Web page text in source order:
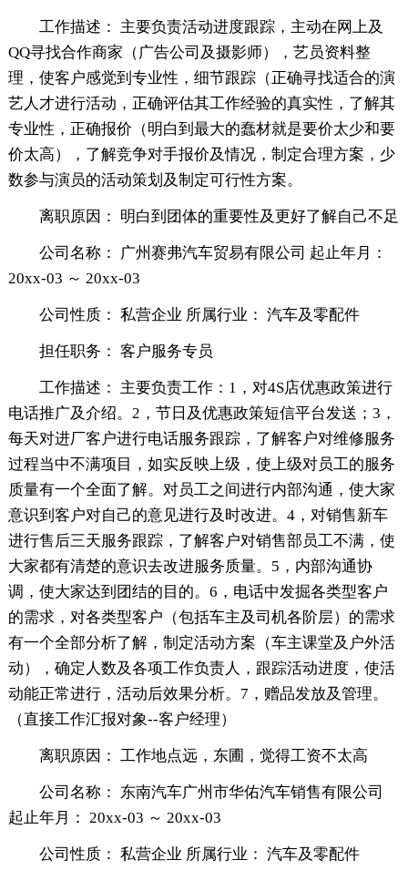
工作描述： 主要负责活动进度跟踪，主动在网上及
QQ寻找合作商家（广告公司及摄影师），艺员资料整
理，使客户感觉到专业性，细节跟踪（正确寻找适合的演
艺人才进行活动，正确评估其工作经验的真实性，了解其
专业性，正确报价（明白到最大的蠢材就是要价太少和要
价太高），了解竞争对手报价及情况，制定合理方案，少
数参与演员的活动策划及制定可行性方案。
离职原因： 明白到团体的重要性及更好了解自己不足
公司名称： 广州赛弗汽车贸易有限公司 起止年月：
20xx-03 ～ 20xx-03
公司性质： 私营企业 所属行业： 汽车及零配件
担任职务： 客户服务专员
工作描述： 主要负责工作：1，对4S店优惠政策进行
电话推广及介绍。2，节日及优惠政策短信平台发送；3，
每天对进厂客户进行电话服务跟踪，了解客户对维修服务
过程当中不满项目，如实反映上级，使上级对员工的服务
质量有一个全面了解。对员工之间进行内部沟通，使大家
意识到客户对自己的意见进行及时改进。4，对销售新车
进行售后三天服务跟踪，了解客户对销售部员工不满，使
大家都有清楚的意识去改进服务质量。5，内部沟通协
调，使大家达到团结的目的。6，电话中发掘各类型客户
的需求，对各类型客户（包括车主及司机各阶层）的需求
有一个全部分析了解，制定活动方案（车主课堂及户外活
动），确定人数及各项工作负责人，跟踪活动进度，使活
动能正常进行，活动后效果分析。7，赠品发放及管理。
（直接工作汇报对象--客户经理）
离职原因： 工作地点远，东圃，觉得工资不太高
公司名称： 东南汽车广州市华佑汽车销售有限公司
起止年月： 20xx-03 ～ 20xx-03
公司性质： 私营企业 所属行业： 汽车及零配件